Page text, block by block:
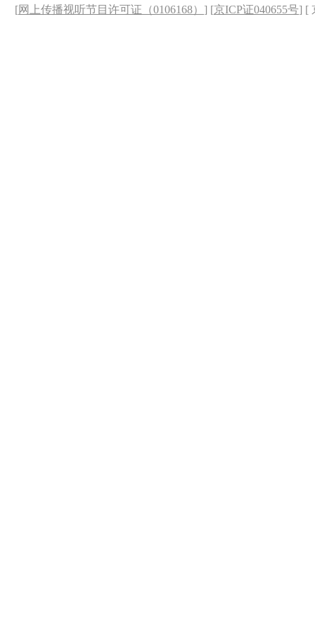
[网上传播视听节目许可证（0106168） ] [京ICP证040655号] [